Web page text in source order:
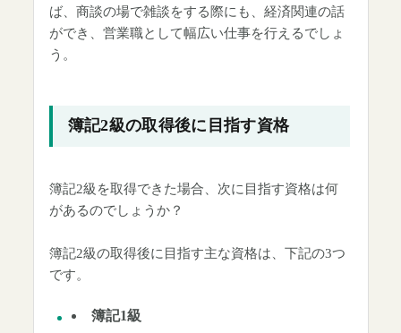
ば、商談の場で雑談をする際にも、経済関連の話
ができ、営業職として幅広い仕事を行えるでしょ
う。
簿記2級の取得後に目指す資格
簿記2級を取得できた場合、次に目指す資格は何
があるのでしょうか？
簿記2級の取得後に目指す主な資格は、下記の3つ
です。
簿記1級